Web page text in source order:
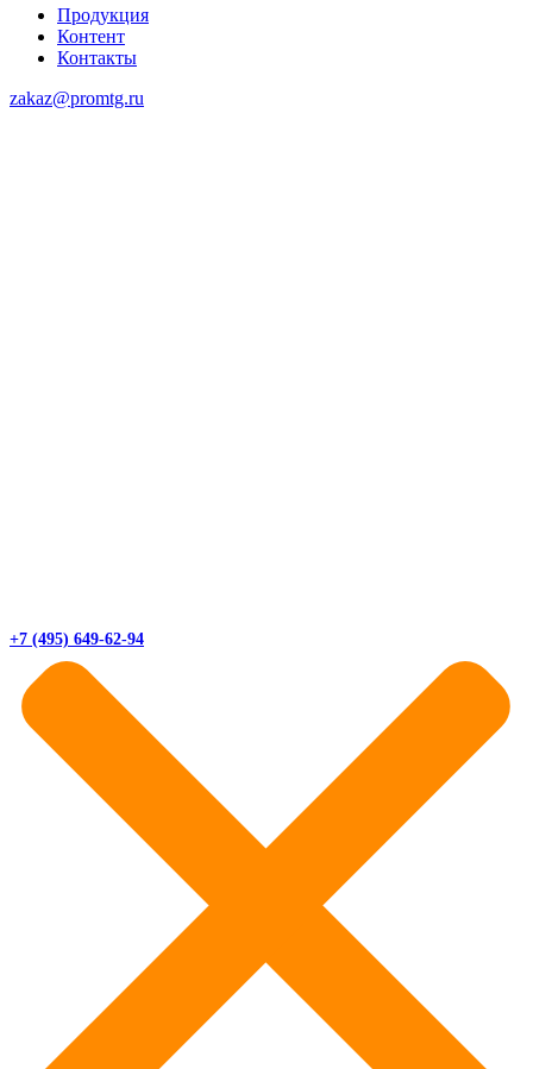
Продукция
Контент
Контакты
zakaz@promtg.ru
+7 (495) 649-62-94